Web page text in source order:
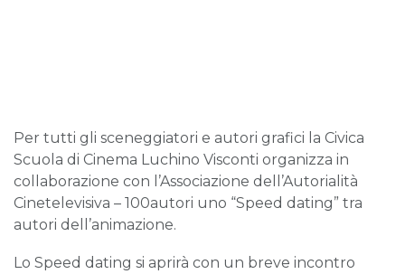
Per tutti gli sceneggiatori e autori grafici la Civica
Scuola di Cinema Luchino Visconti organizza in
collaborazione con l’Associazione dell’Autorialità
Cinetelevisiva – 100autori uno “Speed dating” tra
autori dell’animazione.
Lo Speed dating si aprirà con un breve incontro